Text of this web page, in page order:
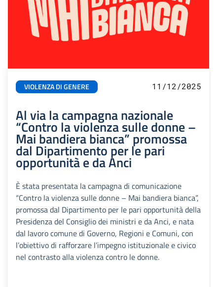
VIOLENZA DI GENERE 11/12/2025
Al via la campagna nazionale
“Contro la violenza sulle donne –
Mai bandiera bianca” promossa
dal Dipartimento per le pari
opportunità e da Anci
È stata presentata la campagna di comunicazione
“Contro la violenza sulle donne – Mai bandiera bianca”,
promossa dal Dipartimento per le pari opportunità della
Presidenza del Consiglio dei ministri e da Anci, e nata
dal lavoro comune di Governo, Regioni e Comuni, con
l’obiettivo di rafforzare l’impegno istituzionale e civico
nel contrasto alla violenza contro le donne.